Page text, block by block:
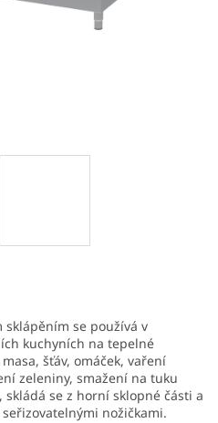
sklápěním se používá v
kuchyních na tepelné
šťáv, omáček, vaření
zeleniny, smažení na tuku
skládá se z horní sklopné části a
nožičkami.